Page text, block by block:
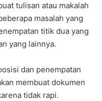
tulisan atau makalah
masalah yang
titik dua yang
yang lainnya.
dan penempatan
membuat dokumen
tidak rapi.